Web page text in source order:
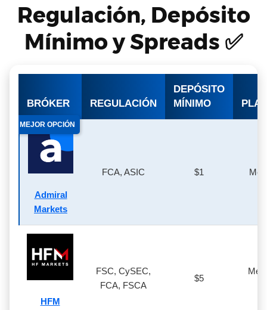
Regulación, Depósito
Mínimo y Spreads ✅
BRÓKER REGULACIÓN
DEPÓSITO
MÍNIMO
MEJOR OPCIÓN
Admiral
Markets
FCA, ASIC $1
HFM
FSC, CySEC,
FCA, FSCA
$5